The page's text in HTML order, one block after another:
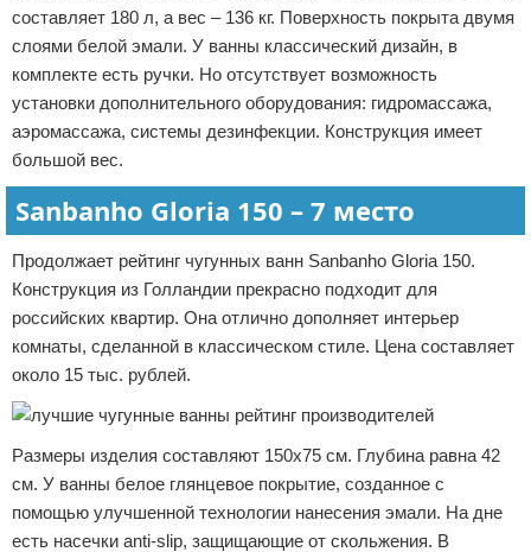
составляет 180 л, а вес – 136 кг. Поверхность покрыта двумя
слоями белой эмали. У ванны классический дизайн, в
комплекте есть ручки. Но отсутствует возможность
установки дополнительного оборудования: гидромассажа,
аэромассажа, системы дезинфекции. Конструкция имеет
большой вес.
Sanbanho Gloria 150 – 7 место
Продолжает рейтинг чугунных ванн Sanbanho Gloria 150.
Конструкция из Голландии прекрасно подходит для
российских квартир. Она отлично дополняет интерьер
комнаты, сделанной в классическом стиле. Цена составляет
около 15 тыс. рублей.
Размеры изделия составляют 150х75 см. Глубина равна 42
см. У ванны белое глянцевое покрытие, созданное с
помощью улучшенной технологии нанесения эмали. На дне
есть насечки anti-slip, защищающие от скольжения. В